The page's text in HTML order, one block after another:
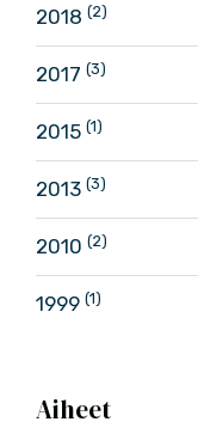
2018 (2)
2017 (3)
2015 (1)
2013 (3)
2010 (2)
1999 (1)
Aiheet